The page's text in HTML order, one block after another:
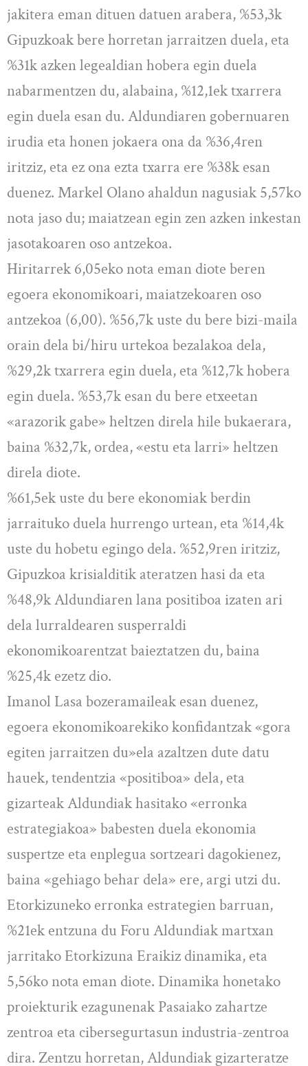
jakitera eman dituen datuen arabera, %53,3k
Gipuzkoak bere horretan jarraitzen duela, eta
%31k azken legealdian hobera egin duela
nabarmentzen du, alabaina, %12,1ek txarrera
egin duela esan du. Aldundiaren gobernuaren
irudia eta honen jokaera ona da %36,4ren
iritziz, eta ez ona ezta txarra ere %38k esan
duenez. Markel Olano ahaldun nagusiak 5,57ko
nota jaso du; maiatzean egin zen azken inkestan
jasotakoaren oso antzekoa.
Hiritarrek 6,05eko nota eman diote beren
egoera ekonomikoari, maiatzekoaren oso
antzekoa (6,00). %56,7k uste du bere bizi-maila
orain dela bi/hiru urtekoa bezalakoa dela,
%29,2k txarrera egin duela, eta %12,7k hobera
egin duela. %53,7k esan du bere etxeetan
«arazorik gabe» heltzen direla hile bukaerara,
baina %32,7k, ordea, «estu eta larri» heltzen
direla diote.
%61,5ek uste du bere ekonomiak berdin
jarraituko duela hurrengo urtean, eta %14,4k
uste du hobetu egingo dela. %52,9ren iritziz,
Gipuzkoa krisialditik ateratzen hasi da eta
%48,9k Aldundiaren lana positiboa izaten ari
dela lurraldearen susperraldi
ekonomikoarentzat baieztatzen du, baina
%25,4k ezetz dio.
Imanol Lasa bozeramaileak esan duenez,
egoera ekonomikoarekiko konfidantzak «gora
egiten jarraitzen du»ela azaltzen dute datu
hauek, tendentzia «positiboa» dela, eta
gizarteak Aldundiak hasitako «erronka
estrategiakoa» babesten duela ekonomia
suspertze eta enplegua sortzeari dagokienez,
baina «gehiago behar dela» ere, argi utzi du.
Etorkizuneko erronka estrategien barruan,
%21ek entzuna du Foru Aldundiak martxan
jarritako Etorkizuna Eraikiz dinamika, eta
5,56ko nota eman diote. Dinamika honetako
proiekturik ezagunenak Pasaiako zahartze
zentroa eta cibersegurtasun industria-zentroa
dira. Zentzu horretan, Aldundiak gizarteratze